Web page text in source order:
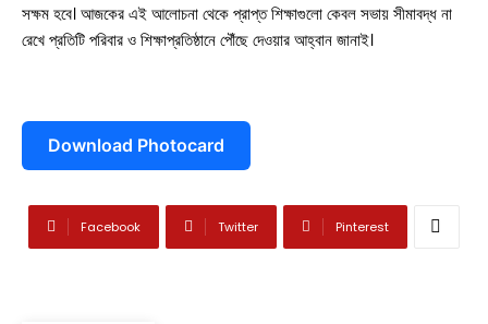
আজকের পত্রিকা
সক্ষম হবে। আজকের এই আলোচনা থেকে প্রাপ্ত শিক্ষাগুলো কেবল সভায় সীমাবদ্ধ না
রেখে প্রতিটি পরিবার ও শিক্ষাপ্রতিষ্ঠানে পৌঁছে দেওয়ার আহ্বান জানাই।
Download Photocard
Facebook Twitter Pinterest